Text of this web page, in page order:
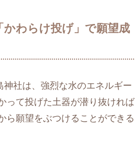
かわらけ投げ」で願望成
社は、強烈な水のエネルギー
って投げた土器が潜り抜ければ
ら願望をぶつけることができる